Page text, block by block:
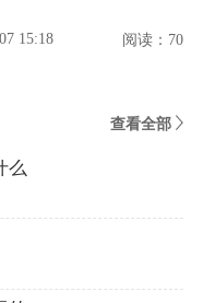
15:18 阅读：70
查看全部
么